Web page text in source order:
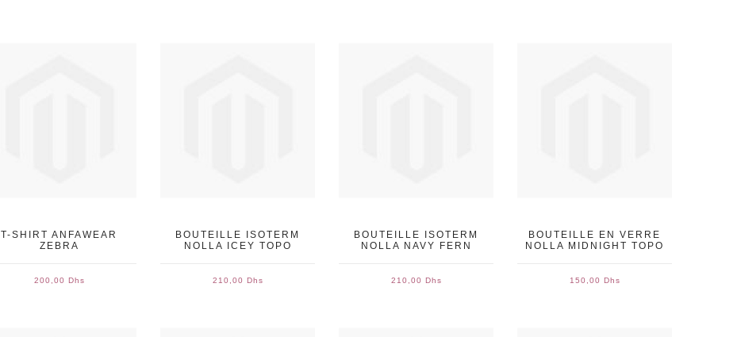
T-SHIRT ANFAWEAR
ZEBRA
200,00 Dhs
BOUTEILLE ISOTERM
NOLLA ICEY TOPO
210,00 Dhs
BOUTEILLE ISOTERM
NOLLA NAVY FERN
210,00 Dhs
BOUTEILLE EN VERRE
NOLLA MIDNIGHT TOPO
150,00 Dhs